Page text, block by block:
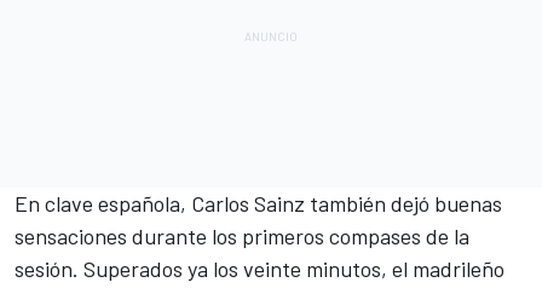
En clave española, Carlos Sainz también dejó buenas
sensaciones durante los primeros compases de la
sesión. Superados ya los veinte minutos, el madrileño